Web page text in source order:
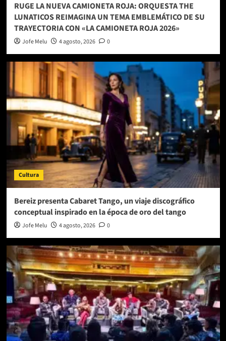
RUGE LA NUEVA CAMIONETA ROJA: ORQUESTA THE
LUNATICOS REIMAGINA UN TEMA EMBLEMÁTICO DE SU
TRAYECTORIA CON «LA CAMIONETA ROJA 2026»
Jofe Melu 4 agosto, 2026 0
Cultura
Bereiz presenta Cabaret Tango, un viaje discográfico
conceptual inspirado en la época de oro del tango
Jofe Melu 4 agosto, 2026 0